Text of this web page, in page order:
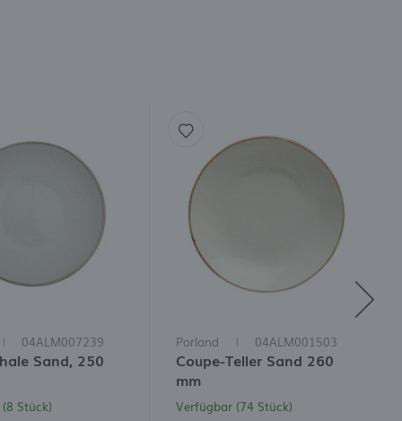
04ALM007239
Sand, 250
Stück)
Porland 04ALM001503
Coupe-Teller Sand 260
mm
Verfügbar (74 Stück)